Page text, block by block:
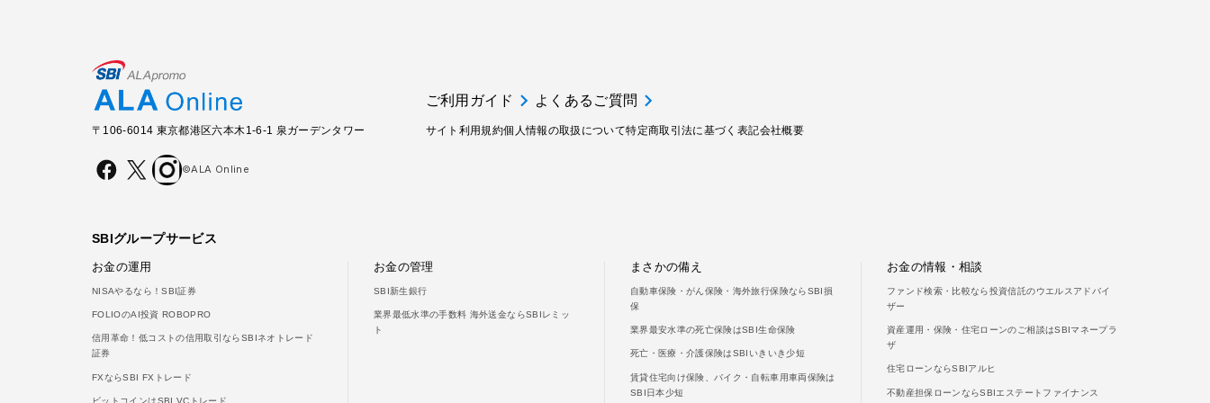
〒106-6014 東京都港区六本木1-6-1 泉ガーデンタワー
ご利用ガイド よくあるご質問
サイト利用規約個人情報の取扱について特定商取引法に基づく表記会社概要
©ALA Online
SBIグループサービス
お金の運用
NISAやるなら！SBI証券
FOLIOのAI投資 ROBOPRO
信用革命！低コストの信用取引ならSBIネオトレード
証券
FXならSBI FXトレード
ビットコインはSBI VCトレード
お金の管理
SBI新生銀行
業界最低水準の手数料 海外送金ならSBIレミッ
ト
まさかの備え
自動車保険・がん保険・海外旅行保険ならSBI損
保
業界最安水準の死亡保険はSBI生命保険
死亡・医療・介護保険はSBIいきいき少短
賃貸住宅向け保険、バイク・自転車用車両保険は
SBI日本少短
お金の情報・相談
ファンド検索・比較なら投資信託のウエルスアドバイ
ザー
資産運用・保険・住宅ローンのご相談はSBIマネープラ
ザ
住宅ローンならSBIアルヒ
不動産担保ローンならSBIエステートファイナンス